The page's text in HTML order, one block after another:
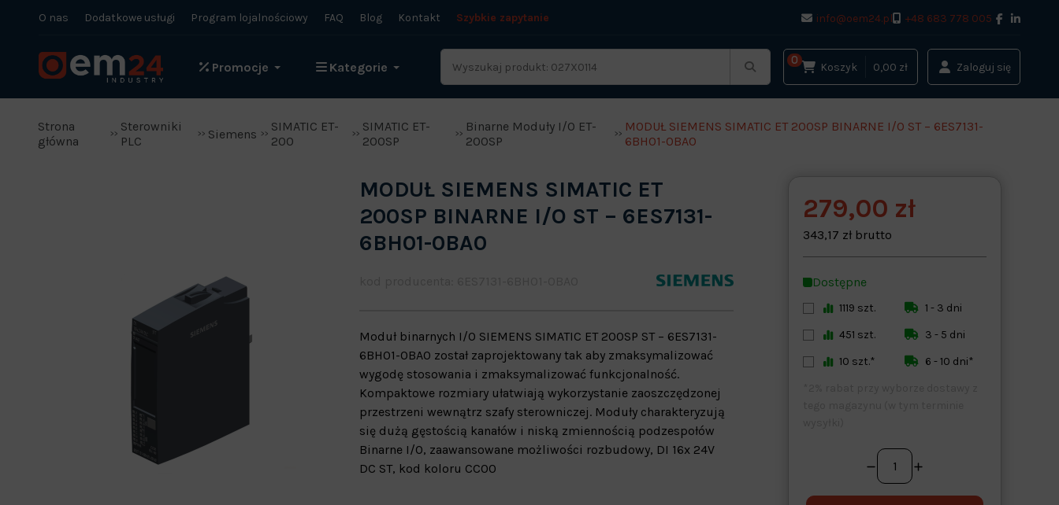
O nas Dodatkowe usługi Program lojalnościowy FAQ Blog Kontakt Szybkie zapytanie info@oem24.pl +48 683 778 005
Promocje Kategorie 0
Koszyk 0,00 zł Zaloguj się
Strona
główna
Sterowniki
PLC
Siemens
SIMATIC ET-
200
SIMATIC ET-
200SP
Binarne Moduły I/O ET-
200SP
MODUŁ SIEMENS SIMATIC ET 200SP BINARNE I/O ST – 6ES7131-
6BH01-0BA0
MODUŁ SIEMENS SIMATIC ET
200SP BINARNE I/O ST – 6ES7131-
6BH01-0BA0
Moduł binarnych I/O SIEMENS SIMATIC ET 200SP ST – 6ES7131-
6BH01-0BA0 został zaprojektowany tak aby zmaksymalizować
wygodę stosowania i zmaksymalizować funkcjonalność.
Kompaktowe rozmiary ułatwiają wykorzystanie zaoszczędzonej
przestrzeni wewnątrz szafy sterowniczej. Moduły charakteryzują
się dużą gęstością kanałów i niską zmiennością podzespołów
Binarne I/O, zaawansowane możliwości rozbudowy, DI 16x 24V
DC ST, kod koloru CC00
279,00 zł
343,17 zł brutto
Dostępne
1119 szt.
1 - 3 dni
451 szt.
3 - 5 dni
10 szt.*
6 - 10 dni*